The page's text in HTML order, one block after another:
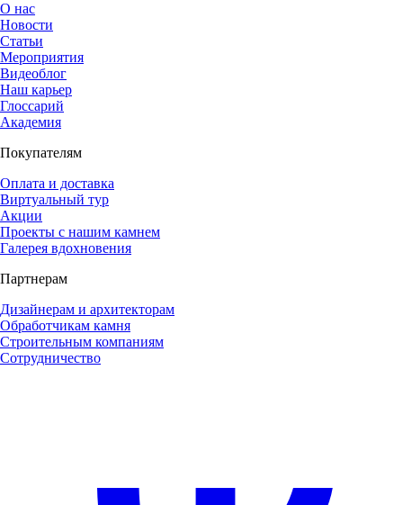
О нас
Новости
Статьи
Мероприятия
Видеоблог
Наш карьер
Глоссарий
Академия
Покупателям
Оплата и доставка
Виртуальный тур
Акции
Проекты с нашим камнем
Галерея вдохновения
Партнерам
Дизайнерам и архитекторам
Обработчикам камня
Строительным компаниям
Сотрудничество